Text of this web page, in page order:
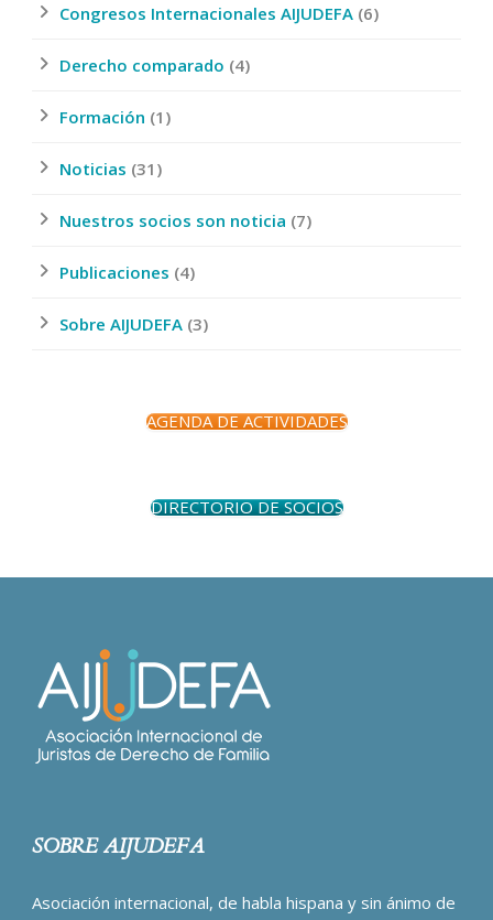
Congresos Internacionales AIJUDEFA (6)
Derecho comparado (4)
Formación (1)
Noticias (31)
Nuestros socios son noticia (7)
Publicaciones (4)
Sobre AIJUDEFA (3)
AGENDA DE ACTIVIDADES
DIRECTORIO DE SOCIOS
SOBRE AIJUDEFA
Asociación internacional, de habla hispana y sin ánimo de